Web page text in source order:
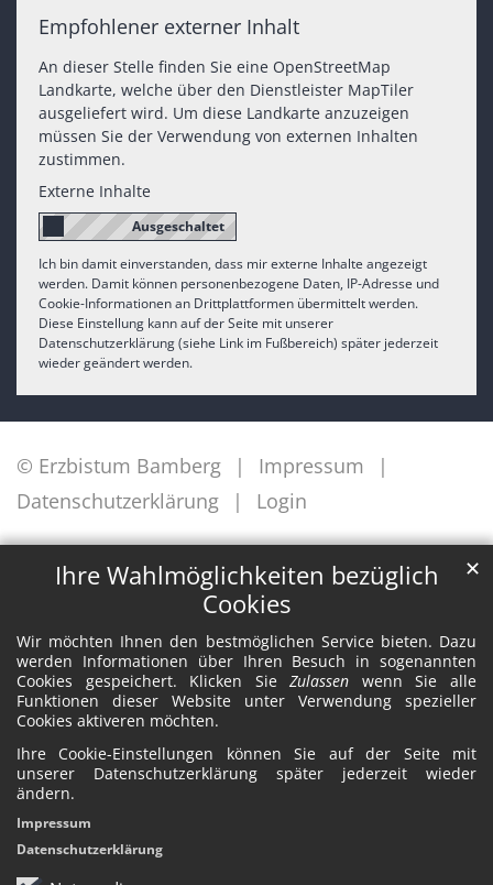
Ihre Wahlmöglichkeiten bezüglich
Cookies
Wir möchten Ihnen den bestmöglichen Service bieten. Dazu
werden Informationen über Ihren Besuch in sogenannten
Cookies gespeichert. Klicken SieZulassen wenn Sie alle
Funktionen dieser Website unter Verwendung spezieller
Cookies aktiveren möchten.
Ihre Cookie-Einstellungen können Sie auf der Seite mit
unserer Datenschutzerklärung später jederzeit wieder
ändern.
✕
Impressum
Datenschutzerklärung
Empfohlener externer Inhalt
An dieser Stelle finden Sie eine OpenStreetMap
Landkarte, welche über den Dienstleister MapTiler
ausgeliefert wird. Um diese Landkarte anzuzeigen
müssen Sie der Verwendung von externen Inhalten
zustimmen.
Externe Inhalte
Ich bin damit einverstanden, dass mir externe Inhalte angezeigt
werden. Damit können personenbezogene Daten, IP-Adresse und
Cookie-Informationen an Drittplattformen übermittelt werden.
Diese Einstellung kann auf der Seite mit unserer
Datenschutzerklärung (siehe Link im Fußbereich) später jederzeit
wieder geändert werden.
© Erzbistum Bamberg
Impressum
Datenschutzerklärung
Login